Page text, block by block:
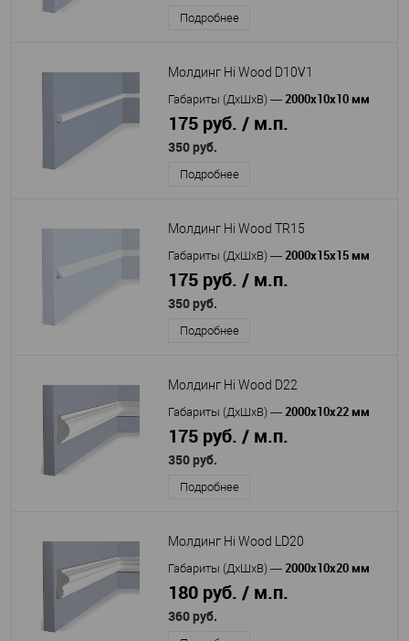
Подробнее
Молдинг Hi Wood D10V1
Габариты (ДхШхВ) — 2000х10х10 мм
175 руб. / м.п.
350 руб.
Подробнее
Молдинг Hi Wood TR15
Габариты (ДхШхВ) — 2000х15х15 мм
175 руб. / м.п.
350 руб.
Подробнее
Молдинг Hi Wood D22
Габариты (ДхШхВ) — 2000x10x22 мм
175 руб. / м.п.
350 руб.
Подробнее
Молдинг Hi Wood LD20
Габариты (ДхШхВ) — 2000х10х20 мм
180 руб. / м.п.
360 руб.